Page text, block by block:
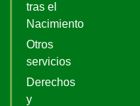
tras el
Nacimiento
Otros
servicios
Derechos
y